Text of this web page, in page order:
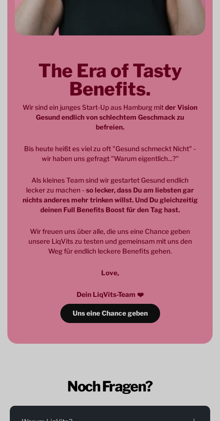
The Era of Tasty
Benefits.
Wir sind ein junges Start-Up aus Hamburg mitder Vision
Gesund endlich von schlechtem Geschmack zu
befreien.
Bis heute heißt es viel zu oft "Gesund schmeckt Nicht" -
wir haben uns gefragt "Warum eigentlich...?"
Als kleines Team sind wir gestartet Gesund endlich
lecker zu machen -so lecker, dass Du am liebsten gar
nichts anderes mehr trinken willst. Und Du gleichzeitig
deinen Full Benefits Boost für den Tag hast.
Wir freuen uns über alle, die uns eine Chance geben
unsere LiqVits zu testen und gemeinsam mit uns den
Weg für endlich leckere Benefits gehen.
Love,
Dein LiqVits-Team ❤️
Uns eine Chance geben
Noch Fragen?